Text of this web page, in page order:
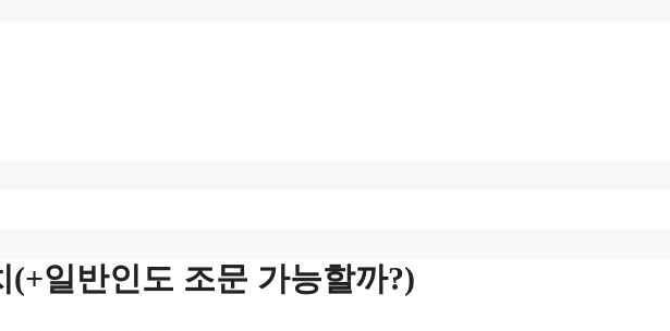
(+일반인도 조문 가능할까?)